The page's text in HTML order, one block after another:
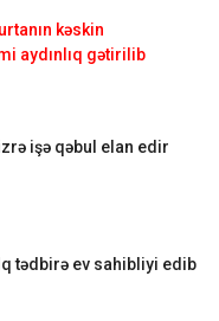
kəskin
aydınlıq gətirilib
işə qəbul elan edir
tədbirə ev sahibliyi edib